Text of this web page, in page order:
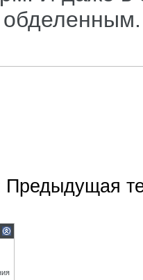
обделенным.
Предыдущая